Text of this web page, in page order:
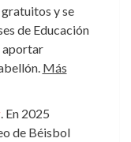
y se
de Educación
aportar
Más
. En 2025
de Béisbol